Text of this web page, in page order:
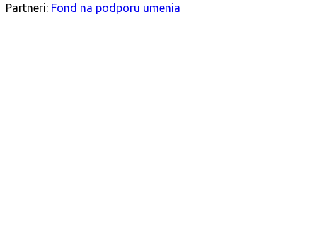
Partneri: Fond na podporu umenia